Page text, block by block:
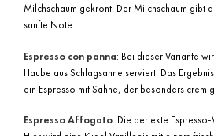
Milchschaum gekrönt. Der Milchschaum gibt
sanfte Note.
Espresso con panna: Bei dieser Variante
Haube aus Schlagsahne serviert. Das
ein Espresso mit Sahne, der besonders
Espresso Affogato: Die perfekte